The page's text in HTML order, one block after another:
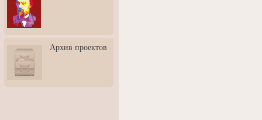
3: Обусловленности
человека и их влияние на
карьеру
скульптором Дмитрием
Тугариновым
АртБульвар в День города
Архив проектов